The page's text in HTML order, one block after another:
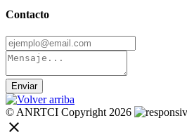
Contacto
© ANRTCI Copyright 2026
close